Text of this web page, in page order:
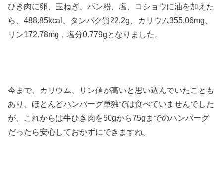
ひき肉に卵、玉ねぎ、パン粉、塩、コショウに油を加えた
ら、488.85kcal、タンパク質22.2g、カリウム355.06mg、
リン172.78mg，塩分0.779gとなりました。
今まで、カリウム、リン値が高いと思い込んでいたことも
あり、ほとんどハンバーグ単独では食べていませんでした
が、これからは牛ひき肉を50gから75gまでのハンバーグ
だったら安心しておかずにできますね。